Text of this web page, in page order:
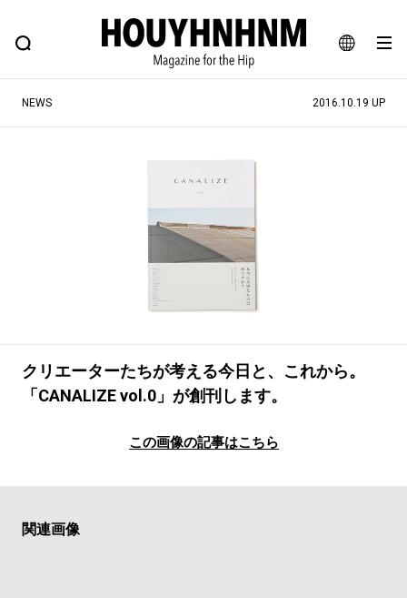
JA
EN
FEATURE BLOG SNAP
ヒップなファッション、カルチャー、ライフスタイルWEBマガジン
#MONTHLY JOURNAL #ESSENTIAL DESIGNS
#古着サミット
#マイナーグッド図鑑 #フイナムのYouTube
#ととけん #FASHION #MUSIC #MOVIE
#LIFESTYLE #SNEAKER #OUTDOOR
#HANDSOME HANDBOOK
NEWS 2016.10.19 UP
クリエーターたちが考える今日と、これから。
「CANALIZE vol.0」が創刊します。
この画像の記事はこちら
関連画像